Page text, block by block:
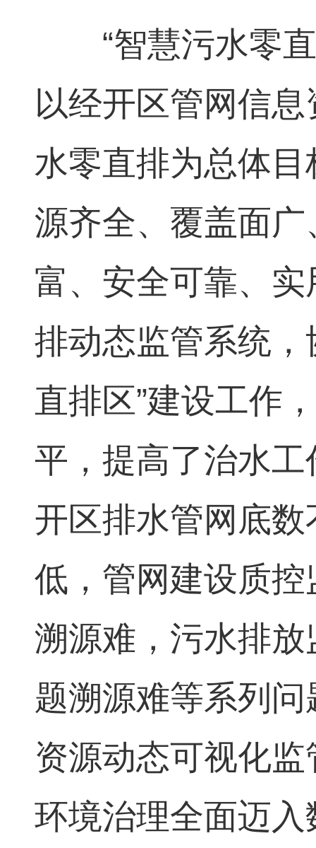
“智慧污水零直
以经开区管网信
水零直排为总体
源齐全、覆盖面
富、安全可靠、
排动态监管系统，
直排区”建设工作
平，提高了治水
开区排水管网底
低，管网建设质
溯源难，污水排
题溯源难等系列
资源动态可视化
环境治理全面迈